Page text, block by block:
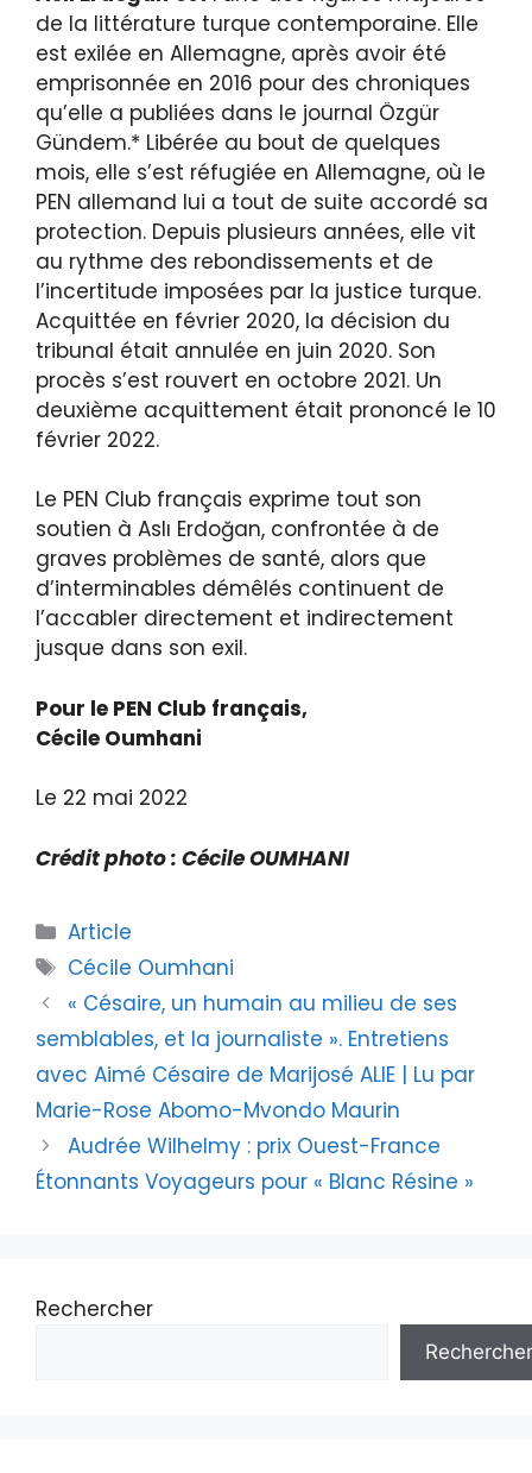
de la littérature turque contemporaine. Elle
est exilée en Allemagne, après avoir été
emprisonnée en 2016 pour des chroniques
qu’elle a publiées dans le journal Özgür
Gündem.* Libérée au bout de quelques
mois, elle s’est réfugiée en Allemagne, où le
PEN allemand lui a tout de suite accordé sa
protection. Depuis plusieurs années, elle vit
au rythme des rebondissements et de
l’incertitude imposées par la justice turque.
Acquittée en février 2020, la décision du
tribunal était annulée en juin 2020. Son
procès s’est rouvert en octobre 2021. Un
deuxième acquittement était prononcé le 10
février 2022.
Le PEN Club français exprime tout son
soutien à Aslı Erdoğan, confrontée à de
graves problèmes de santé, alors que
d’interminables démêlés continuent de
l’accabler directement et indirectement
jusque dans son exil.
Pour le PEN Club français,
Cécile Oumhani
Le 22 mai 2022
Crédit photo : Cécile OUMHANI
Article
Cécile Oumhani
« Césaire, un humain au milieu de ses
semblables, et la journaliste ». Entretiens
avec Aimé Césaire de Marijosé ALIE | Lu par
Marie-Rose Abomo-Mvondo Maurin
Audrée Wilhelmy : prix Ouest-France
Étonnants Voyageurs pour « Blanc Résine »
Rechercher
Rechercher